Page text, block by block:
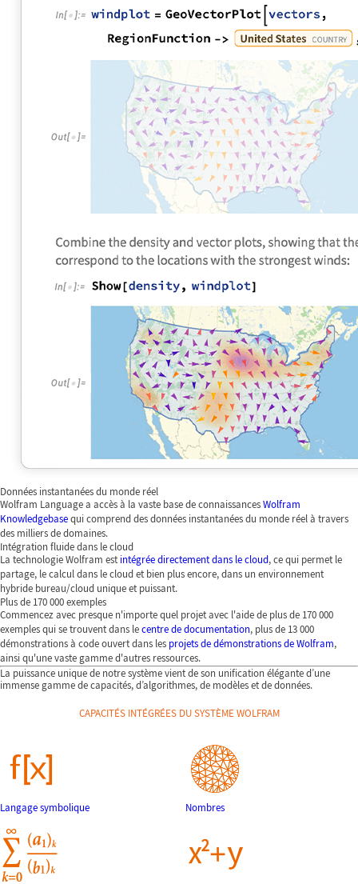
Données instantanées du monde réel
Wolfram Language a accès à la vaste base de connaissancesWolfram
Knowledgebasequi comprend des données instantanées du monde réel à travers
des milliers de domaines.
Intégration fluide dans le cloud
La technologie Wolfram est intégrée directement dans le cloud, ce qui permet le
partage, le calcul dans le cloud et bien plus encore, dans un environnement
hybride bureau/cloud unique et puissant.
Plus de 170 000 exemples
Commencez avec presque n'importe quel projet avec l'aide de plus de 170 000
exemples qui se trouvent dans lecentre de documentation, plus de 13 000
démonstrations à code ouvert dans les projets de démonstrations de Wolfram,
ainsi qu'une vaste gamme d'autres ressources.
La puissance unique de notre système vient de son unification élégante d’une
immense gamme de capacités, d’algorithmes, de modèles et de données.
CAPACITÉS INTÉGRÉES DU SYSTÈME WOLFRAM
Langage symbolique Nombres